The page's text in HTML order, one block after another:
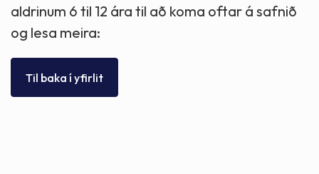
aldrinum 6 til 12 ára til að koma oftar á safnið
og lesa meira:
Til baka í yfirlit